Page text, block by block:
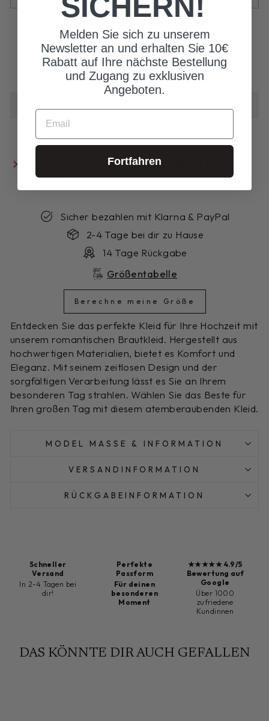
Pickup currently unavailable at
Store
Sicher bezahlen mit Klarna & PayPal
2-4 Tage bei dir zu Hause
14 Tage Rückgabe
Größentabelle
Berechne meine Größe
Entdecken Sie das perfekte Kleid für Ihre Hochzeit mit
unserem romantischen Brautkleid. Hergestellt aus
hochwertigen Materialien, bietet es Komfort und
Eleganz. Mit seinem zeitlosen Design und der
sorgfältigen Verarbeitung lässt es Sie an Ihrem
besonderen Tag strahlen. Wählen Sie das Beste für
Ihren großen Tag mit diesem atemberaubenden Kleid.
MODEL MASSE & INFORMATION
VERSANDINFORMATION
RÜCKGABEINFORMATION
Schneller
Versand
In 2-4 Tagen bei
dir!
Perfekte
Passform
Für deinen
besonderen
Moment
★★★★★ 4.9/5
Bewertung auf
Google
Über 1000
zufriedene
Kundinnen
DAS KÖNNTE DIR AUCH GEFALLEN
Melden Sie sich zu unserem
Newsletter an und erhalten Sie 10€
Rabatt auf Ihre nächste Bestellung
und Zugang zu exklusiven
Angeboten.
EMAIL
Fortfahren